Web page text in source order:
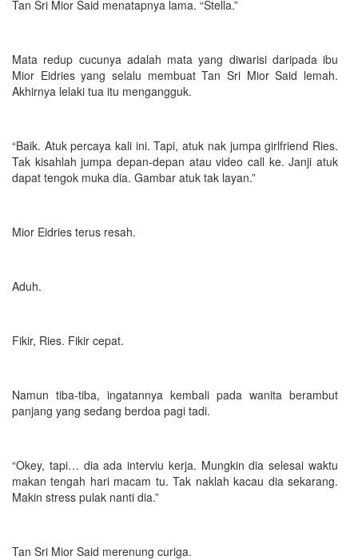
Tan Sri Mior Said menatapnya lama. “Stella.”
Mata redup cucunya adalah mata yang diwarisi daripada ibu
Mior Eidries yang selalu membuat Tan Sri Mior Said lemah.
Akhirnya lelaki tua itu mengangguk.
“Baik. Atuk percaya kali ini. Tapi, atuk nak jumpa girlfriend Ries.
Tak kisahlah jumpa depan-depan atau video call ke. Janji atuk
dapat tengok muka dia. Gambar atuk tak layan.”
Mior Eidries terus resah.
Aduh.
Fikir, Ries. Fikir cepat.
Namun tiba-tiba, ingatannya kembali pada wanita berambut
panjang yang sedang berdoa pagi tadi.
“Okey, tapi… dia ada interviu kerja. Mungkin dia selesai waktu
makan tengah hari macam tu. Tak naklah kacau dia sekarang.
Makin stress pulak nanti dia.”
Tan Sri Mior Said merenung curiga.